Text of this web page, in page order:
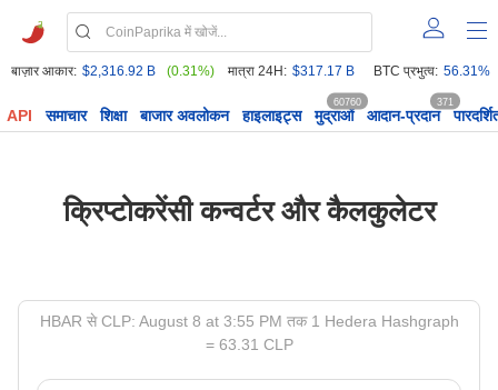
बाज़ार आकार: $2,316.92 B (0.31%) मात्रा 24H: $317.17 B BTC प्रभुत्व: 56.31%
API समाचार शिक्षा बाजार अवलोकन हाइलाइट्स मुद्राओं
60760
आदान-प्रदान
371
क्रिप्टोकरेंसी कन्वर्टर और कैलकुलेटर
HBAR से CLP: August 8 at 3:55 PM तक 1 Hedera Hashgraph
= 63.31 CLP